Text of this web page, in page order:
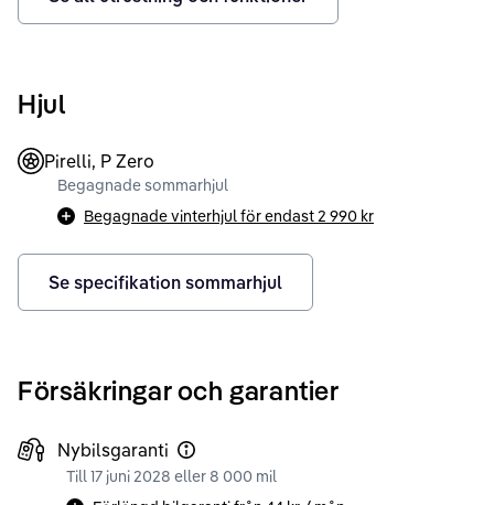
Hjul
Pirelli, P Zero
Begagnade sommarhjul
Begagnade vinterhjul för endast2 990 kr
Se specifikation sommarhjul
Försäkringar och garantier
Nybilsgaranti
Till 17 juni 2028 eller 8 000 mil